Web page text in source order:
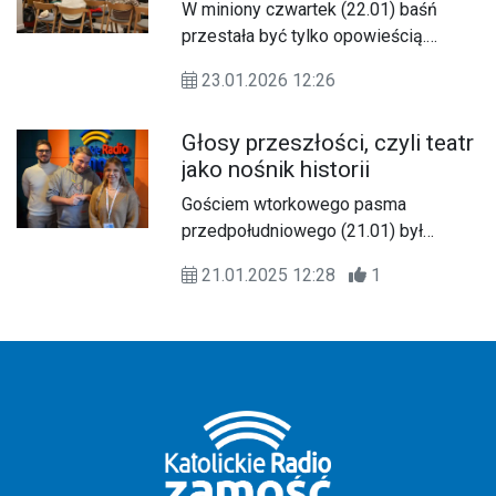
W miniony czwartek (22.01) baśń
przestała być tylko opowieścią.
Andersena wybrzmiała w
23.01.2026 12:26
Głosy przeszłości, czyli teatr
jako nośnik historii
Gościem wtorkowego pasma
przedpołudniowego (21.01) był
pedagog teatru.
21.01.2025 12:28 1